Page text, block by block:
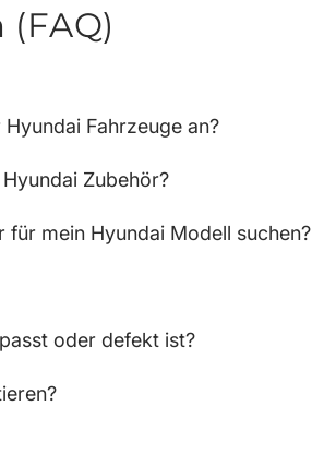
Fahrzeuge an?
Zubehör?
mein Hyundai Modell suchen?
oder defekt ist?